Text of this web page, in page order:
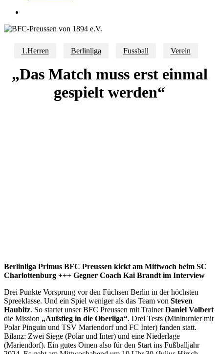
1.Herren Berlinliga Fussball Verein
„Das Match muss erst einmal
gespielt werden“
Berlinliga Primus BFC Preussen kickt am Mittwoch beim SC
Charlottenburg +++ Gegner Coach Kai Brandt im Interview
Drei Punkte Vorsprung vor den Füchsen Berlin in der höchsten
Spreeklasse. Und ein Spiel weniger als das Team von Steven
Haubitz. So startet unser BFC Preussen mit TrainerDaniel Volbert
die Mission „Aufstieg in die Oberliga“. Drei Tests (Miniturnier mit
Polar Pinguin und TSV Mariendorf und FC Inter) fanden statt.
Bilanz: Zwei Siege (Polar und Inter) und eine Niederlage
(Mariendorf). Ein gutes Omen also für den Start ins Fußballjahr